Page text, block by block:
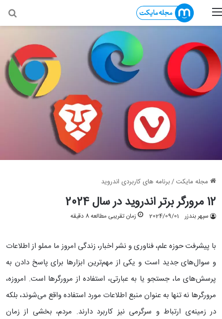
منو
مجله مایکت /برنامه های کاربردی اندروید
12 مرورگر برتر اندروید در سال 2024
سپهر بندزر 2024/09/01 زمان تقریبی مطالعه 8 دقیقه
با پیشرفت حوزه علم، فناوری و نشر اخبار، زندگی امروز ما مملو از اطلاعات
و سوال‌های جدید است و یکی از مهم‌ترین ابزارها برای پاسخ دادن به
پرسش‌های ما، جستجو یا به عبارتی، استفاده از مرورگرها است. امروزه،
مرورگرها نه تنها به عنوان منبع اطلاعات مورد استفاده واقع می‌شوند، بلکه
در زمینه‌ی ارتباط و سرگرمی نیز کاربرد دارند. مردم، بخشی از زمان